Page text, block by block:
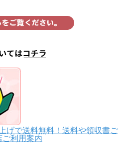
げで送料無料！送料や領収書ご
利用案内